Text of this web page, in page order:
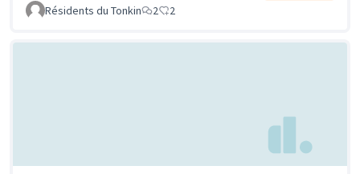
Résidents du Tonkin
2 2